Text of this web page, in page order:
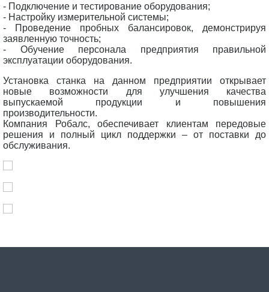
- Подключение и тестирование оборудования;
- Настройку измерительной системы;
- Проведение пробных балансировок, демонстрируя
заявленную точность;
- Обучение персонала предприятия правильной
эксплуатации оборудования.
Установка станка на данном предприятии открывает
новые возможности для улучшения качества
выпускаемой продукции и повышения
производительности.
Компания Робалс, обеспечивает клиентам передовые
решения и полный цикл поддержки – от поставки до
обслуживания.